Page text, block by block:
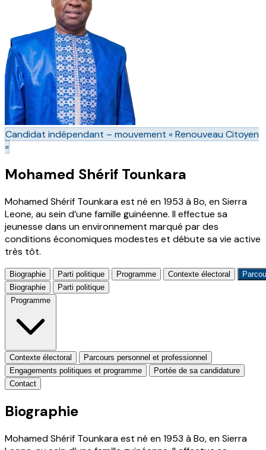
Candidat indépendant – mouvement « Renouveau Citoyen
»
Mohamed Shérif Tounkara
Mohamed Shérif Tounkara est né en 1953 à Bo, en Sierra
Leone, au sein d’une famille guinéenne. Il effectue sa
jeunesse dans un environnement marqué par des
conditions économiques modestes et débute sa vie active
très tôt.
Biographie Parti politique Programme Contexte électoral
Biographie
Parti politique
Programme
Contexte électoral
Parcours personnel et professionnel
Engagements politiques et programme
Portée de sa candidature
Contact
Biographie
Mohamed Shérif Tounkara est né en 1953 à Bo, en Sierra